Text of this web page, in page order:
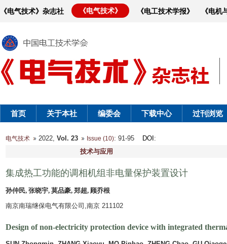
《电气技术》杂志社 《电气技术》 《电工技术学报》 《电
首页 关于本社 编委会 下载中心 过刊浏览
电气技术 2022, Vol. 23 Issue (10): 91-95 DOI :
技术与应用
集成热工功能的调相机组非电量保护装置设计
孙仲民, 张晓宇, 莫品豪, 郑超, 顾乔根
南京南瑞继保电气有限公司,南京 211102
Design of non-electricity protection device with integrated